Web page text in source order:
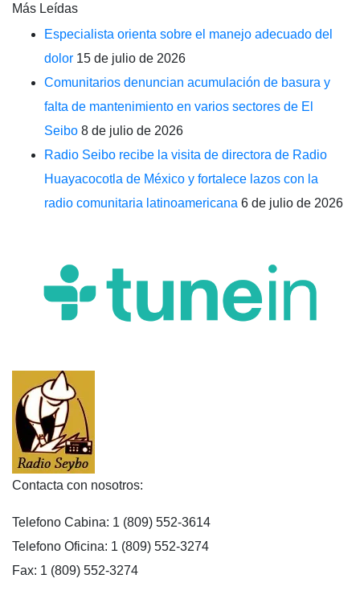
Más Leídas
Especialista orienta sobre el manejo adecuado del
dolor 15 de julio de 2026
Comunitarios denuncian acumulación de basura y
falta de mantenimiento en varios sectores de El
Seibo 8 de julio de 2026
Radio Seibo recibe la visita de directora de Radio
Huayacocotla de México y fortalece lazos con la
radio comunitaria latinoamericana 6 de julio de 2026
Contacta con nosotros:
Telefono Cabina: 1 (809) 552-3614
Telefono Oficina: 1 (809) 552-3274
Fax: 1 (809) 552-3274